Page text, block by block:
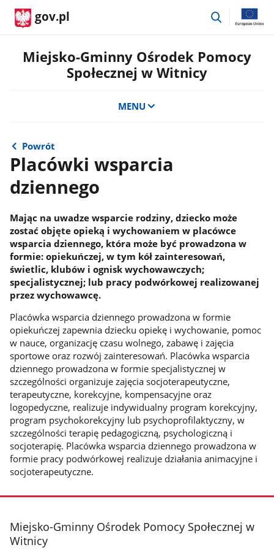
gov.pl
przejdź
Miejsko-Gminny Ośrodek Pomocy
Społecznej w Witnicy
MENU
Powrót
Placówki wsparcia
dziennego
Mając na uwadze wsparcie rodziny, dziecko może
zostać objęte opieką i wychowaniem w placówce
wsparcia dziennego, która może być prowadzona w
formie: opiekuńczej, w tym kół zainteresowań,
świetlic, klubów i ognisk wychowawczych;
specjalistycznej; lub pracy podwórkowej realizowanej
przez wychowawcę.
Placówka wsparcia dziennego prowadzona w formie
opiekuńczej zapewnia dziecku opiekę i wychowanie, pomoc
w nauce, organizację czasu wolnego, zabawę i zajęcia
sportowe oraz rozwój zainteresowań. Placówka wsparcia
dziennego prowadzona w formie specjalistycznej w
szczególności organizuje zajęcia socjoterapeutyczne,
terapeutyczne, korekcyjne, kompensacyjne oraz
logopedyczne, realizuje indywidualny program korekcyjny,
program psychokorekcyjny lub psychoprofilaktyczny, w
szczególności terapię pedagogiczną, psychologiczną i
socjoterapię. Placówka wsparcia dziennego prowadzona w
formie pracy podwórkowej realizuje działania animacyjne i
socjoterapeutyczne.
stopka
Miejsko-Gminny Ośrodek Pomocy Społecznej w
Witnicy